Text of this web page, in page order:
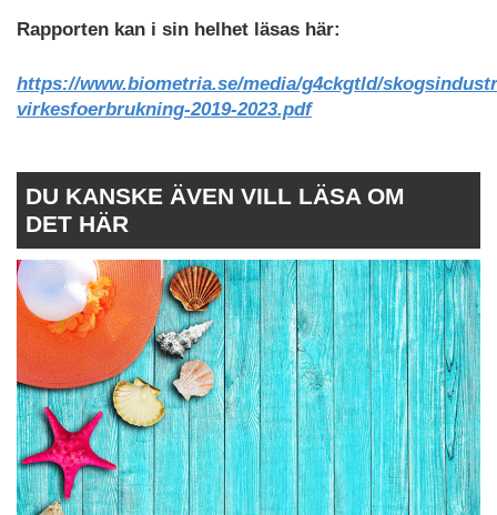
Rapporten kan i sin helhet läsas här:
https://www.biometria.se/media/g4ckgtld/
virkesfoerbrukning-2019-2023.pdf
DU KANSKE ÄVEN VILL LÄSA OM
DET HÄR